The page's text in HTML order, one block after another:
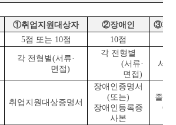
①취업지원대상자 ②장애인 ③지
5점 또는 10점 10점
각 전형별(서류·
면접)
각 전형별
(서류·
면접)
서
취업지원대상증명서
장애인증명서
(또는)
장애인등록증
사본
졸업
증